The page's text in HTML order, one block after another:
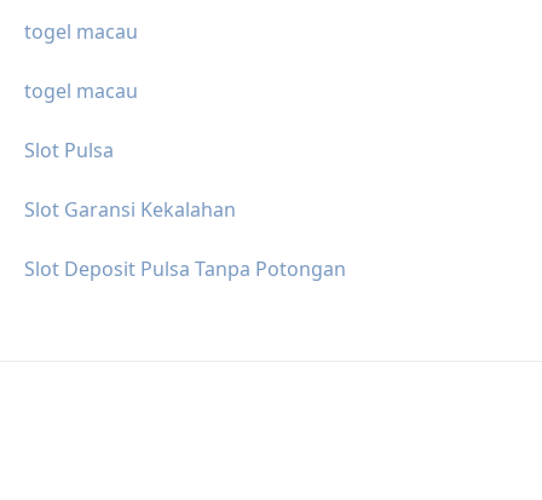
togel macau
togel macau
Slot Pulsa
Slot Garansi Kekalahan
Slot Deposit Pulsa Tanpa Potongan